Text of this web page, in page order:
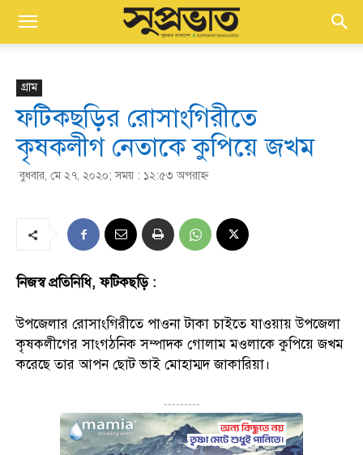
গ্রাম
ফটিকছড়ির রোসাংগিরীতে
কৃষকলীগ নেতাকে কুপিয়ে জখম
বুধবার, মে ২৭, ২০২০; সময় : ১২:৫৩ অপরাহ্ণ
নিজস্ব প্রতিনিধি, ফটিকছড়ি :
উপজেলার রোসাংগিরীতে পাওনা টাকা চাইতে যাওয়ায় উপজেলা
কৃষকলীগের সাংগঠনিক সম্পাদক গোলাম মওলাকে কুপিয়ে জখম
করেছে তার আপন ছোট ভাই মোহাম্মদ জাকারিয়া।
---------